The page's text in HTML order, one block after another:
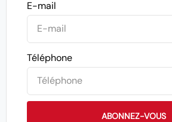
E-mail
Téléphone
ABONNEZ-VOUS